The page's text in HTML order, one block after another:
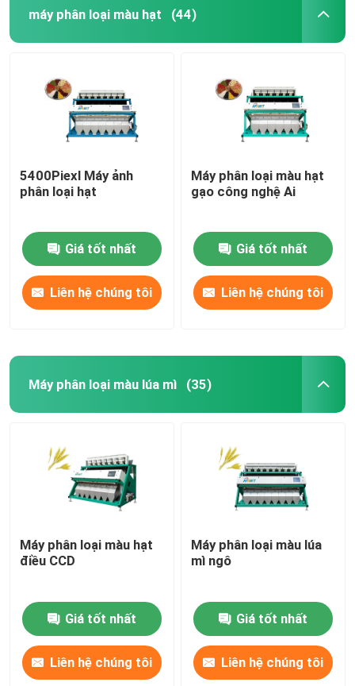
máy phân loại màu hạt (44)
5400Piexl Máy ảnh
phân loại hạt
Giá tốt nhất
Liên hệ chúng tôi
Máy phân loại màu hạt
gạo công nghệ Ai
Giá tốt nhất
Liên hệ chúng tôi
Máy phân loại màu lúa mì (35)
Máy phân loại màu hạt
điều CCD
Giá tốt nhất
Liên hệ chúng tôi
Máy phân loại màu lúa
mì ngô
Giá tốt nhất
Liên hệ chúng tôi